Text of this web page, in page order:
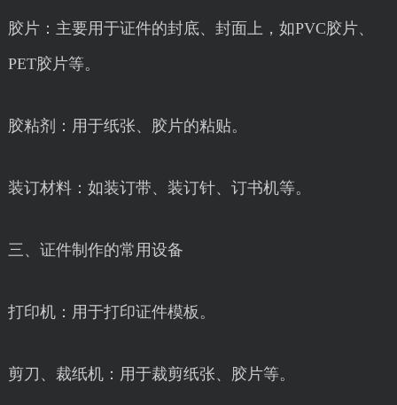
胶片：主要用于证件的封底、封面上，如PVC胶片、
PET胶片等。
胶粘剂：用于纸张、胶片的粘贴。
装订材料：如装订带、装订针、订书机等。
三、证件制作的常用设备
打印机：用于打印证件模板。
剪刀、裁纸机：用于裁剪纸张、胶片等。